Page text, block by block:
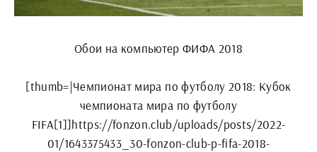
Обои на компьютер ФИФА 2018
[thumb=|Чемпионат мира по футболу 2018: Кубок
чемпионата мира по футболу
FIFA[1]]https://fonzon.club/uploads/posts/2022-
01/1643375433_30-fonzon-club-p-fifa-2018-